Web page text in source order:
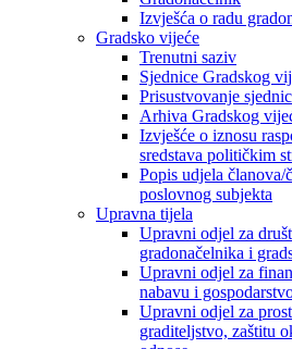
Izvješća o radu
Gradsko vijeće
Trenutni saziv
Sjednice Gradskog
Prisustvovanje
Arhiva Gradskog
Izvješće o iznosu
sredstava političkim
Popis udjela
poslovnog subjekta
Upravna tijela
Upravni odjel za
gradonačelnika i
Upravni odjel za
nabavu i
Upravni odjel za
graditeljstvo, zaštitu